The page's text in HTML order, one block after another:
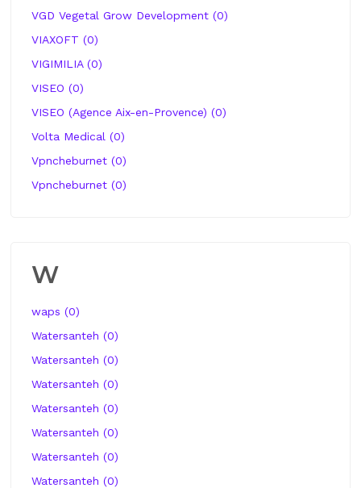
VGD Vegetal Grow Development (0)
VIAXOFT (0)
VIGIMILIA (0)
VISEO (0)
VISEO (Agence Aix-en-Provence) (0)
Volta Medical (0)
Vpncheburnet (0)
Vpncheburnet (0)
W
waps (0)
Watersanteh (0)
Watersanteh (0)
Watersanteh (0)
Watersanteh (0)
Watersanteh (0)
Watersanteh (0)
Watersanteh (0)